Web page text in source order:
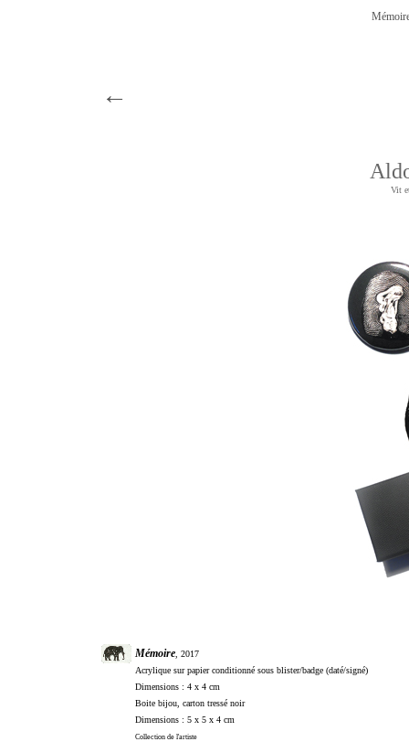
←
Vit
Mémoire , 2017
Acrylique sur papier conditionné sous blister/badge (daté/signé)
Dimensions : 4 x 4 cm
Boite bijou, carton tressé noir
Dimensions : 5 x 5 x 4 cm
Collection de l'artiste